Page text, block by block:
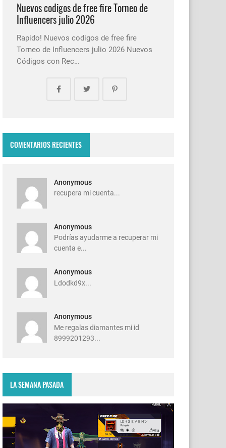
Nuevos codigos de free fire Torneo de
Influencers julio 2026
Rapido! Nuevos codigos de free fire
Torneo de Influencers julio 2026 Nuevos
Códigos con Rec…
COMENTARIOS RECIENTES
Anonymous
recupera mi cuenta...
Anonymous
Podrías ayudarme a recuperar mi
cuenta e...
Anonymous
Ldodkd9x...
Anonymous
Me regalas diamantes mi id
8999201293...
LA SEMANA PASADA